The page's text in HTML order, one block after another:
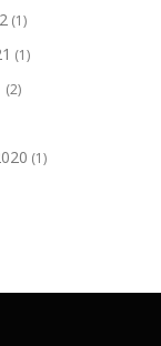
(1)
(1)
(2)
(1)